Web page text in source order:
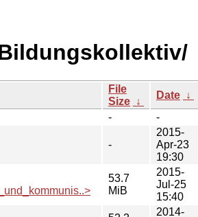
File
Size ↓
Date ↓
- -
-
2015-
Apr-23
19:30
53.7
MiB
2015-
Jul-25
15:40
2014-